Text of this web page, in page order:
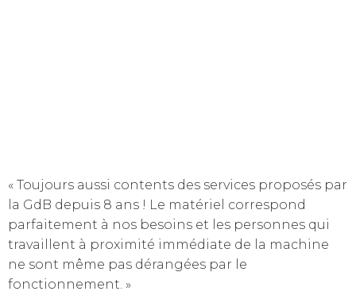
« Toujours aussi contents des services proposés par
la GdB depuis 8 ans ! Le matériel correspond
parfaitement à nos besoins et les personnes qui
travaillent à proximité immédiate de la machine
ne sont même pas dérangées par le
fonctionnement. »